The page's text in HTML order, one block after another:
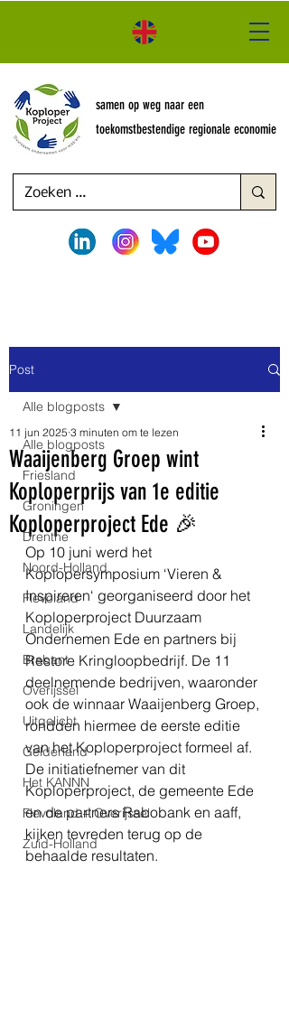
samen op weg naar een
toekomstbestendige regionale economie
Post
Alle blogposts
Friesland
Groningen
Drenthe
Noord-Holland
Flevoland
Landelijk
Brabant
Overijssel
Uitgelicht
Gelderland
Het KANNN
Flevoland + Overijssel
Zuid-Holland
Alle blogposts
Waaijenberg Groep wint
Koploperprijs van 1e editie
Koploperproject Ede 🎉
11 jun 2025 3 minuten om te lezen
Op 10 juni werd het
Koplopersymposium ‘Vieren &
Inspireren‘ georganiseerd door het
Koploperproject Duurzaam
Ondernemen Ede en partners bij
Restore Kringloopbedrijf. De 11
deelnemende bedrijven, waaronder
ook de winnaar Waaijenberg Groep,
rondden hiermee de eerste editie
van het Koploperproject formeel af.
De initiatiefnemer van dit
Koploperproject, de gemeente Ede
en de partners Rabobank en aaff,
kijken tevreden terug op de
behaalde resultaten.